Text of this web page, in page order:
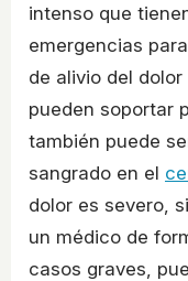
intenso que
emergencias
de alivio del
pueden soportar
también puede
sangrado en el
dolor es severo,
un médico de
casos graves,